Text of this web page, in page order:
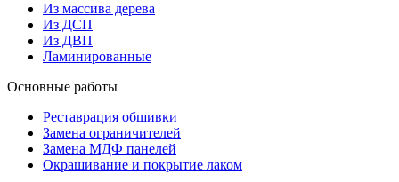
Из массива дерева
Из ДСП
Из ДВП
Ламинированные
Основные работы
Реставрация обшивки
Замена ограничителей
Замена МДФ панелей
Окрашивание и покрытие лаком